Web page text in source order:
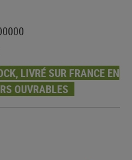
LIVRÉ SUR FRANCE EN
OUVRABLES